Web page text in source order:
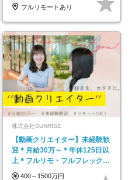
フルリモートあり
株式会社SUNRISE
【動画クリエイター】未経験歓
迎＊月給30万～＊年休125日以
上＊フルリモ・フルフレックス
◆10名の採用が決定◆
400～1500万円